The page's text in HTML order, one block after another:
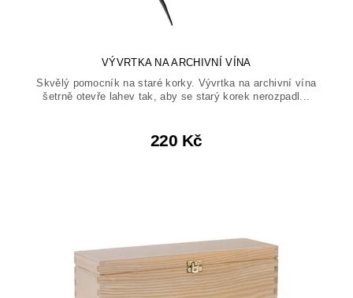
VÝVRTKA NA ARCHIVNÍ VÍNA
Skvělý pomocník na staré korky. Vývrtka na archivní vína
šetrně otevře lahev tak, aby se starý korek nerozpadl...
220 Kč